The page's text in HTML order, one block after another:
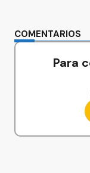
COMENTARIOS
Para